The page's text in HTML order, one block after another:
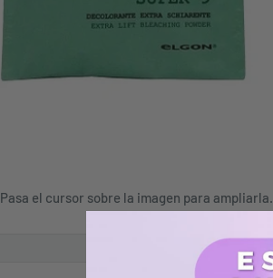
Pasa el cursor sobre la imagen para ampliarla.